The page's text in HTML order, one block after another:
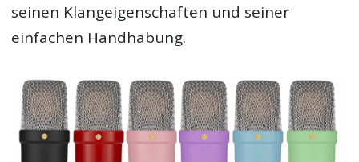
seinen Klangeigenschaften und seiner
einfachen Handhabung.